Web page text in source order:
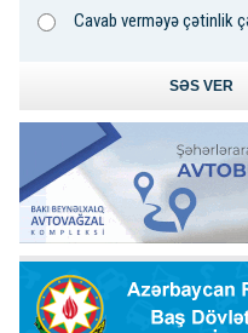
Cavab verməyə çətinlik